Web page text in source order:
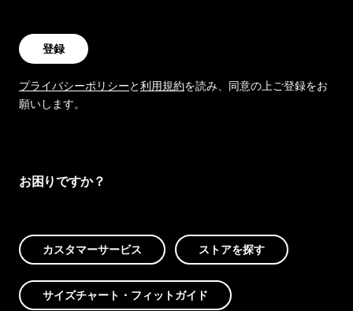
登録
プライバシーポリシーと利用規約を読み、同意の上ご登録をお
願いします。
お困りですか？
カスタマーサービス ストアを探す
サイズチャート・フィットガイド